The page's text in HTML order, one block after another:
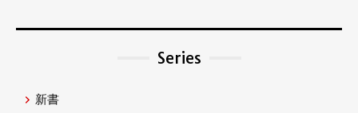
Series
新書